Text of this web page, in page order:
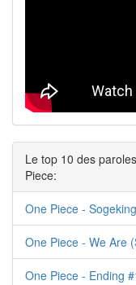
Le top 10 des
Piece:
One Piece -
One Piece - We Are
One Piece - Ending